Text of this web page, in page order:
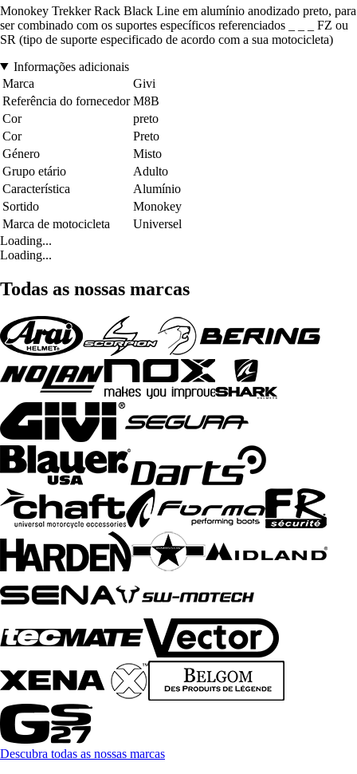
Monokey Trekker Rack Black Line em alumínio anodizado preto, para
ser combinado com os suportes específicos referenciados _ _ _ FZ ou
SR (tipo de suporte especificado de acordo com a sua motocicleta)
Informações adicionais
Marca
Givi
Referência do fornecedor M8B
Cor
preto
Cor
Preto
Género
Misto
Grupo etário
Adulto
Característica
Alumínio
Sortido
Monokey
Marca de motocicleta
Universel
Loading...
Loading...
Todas as nossas marcas
Descubra todas as nossas marcas